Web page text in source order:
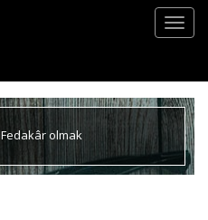
Fedakâr olmak